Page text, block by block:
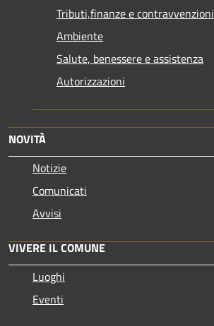
Tributi,finanze e contravvenzioni
Ambiente
Salute, benessere e assistenza
Autorizzazioni
NOVITÀ
Notizie
Comunicati
Avvisi
VIVERE IL COMUNE
Luoghi
Eventi